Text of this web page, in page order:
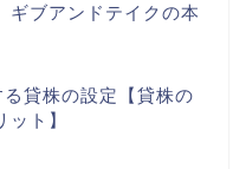
ギブアンドテイクの本
貸株の設定【貸株の
ット】